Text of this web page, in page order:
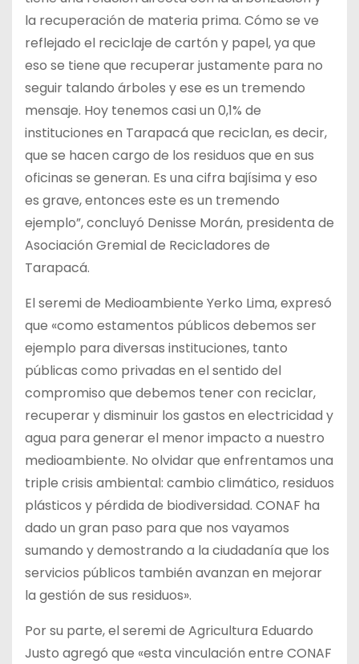
la recuperación de materia prima. Cómo se ve
reflejado el reciclaje de cartón y papel, ya que
eso se tiene que recuperar justamente para no
seguir talando árboles y ese es un tremendo
mensaje. Hoy tenemos casi un 0,1% de
instituciones en Tarapacá que reciclan, es decir,
que se hacen cargo de los residuos que en sus
oficinas se generan. Es una cifra bajísima y eso
es grave, entonces este es un tremendo
ejemplo”, concluyó Denisse Morán, presidenta de
Asociación Gremial de Recicladores de
Tarapacá.
El seremi de Medioambiente Yerko Lima, expresó
que «como estamentos públicos debemos ser
ejemplo para diversas instituciones, tanto
públicas como privadas en el sentido del
compromiso que debemos tener con reciclar,
recuperar y disminuir los gastos en electricidad y
agua para generar el menor impacto a nuestro
medioambiente. No olvidar que enfrentamos una
triple crisis ambiental: cambio climático, residuos
plásticos y pérdida de biodiversidad. CONAF ha
dado un gran paso para que nos vayamos
sumando y demostrando a la ciudadanía que los
servicios públicos también avanzan en mejorar
la gestión de sus residuos».
Por su parte, el seremi de Agricultura Eduardo
Justo agregó que «esta vinculación entre CONAF